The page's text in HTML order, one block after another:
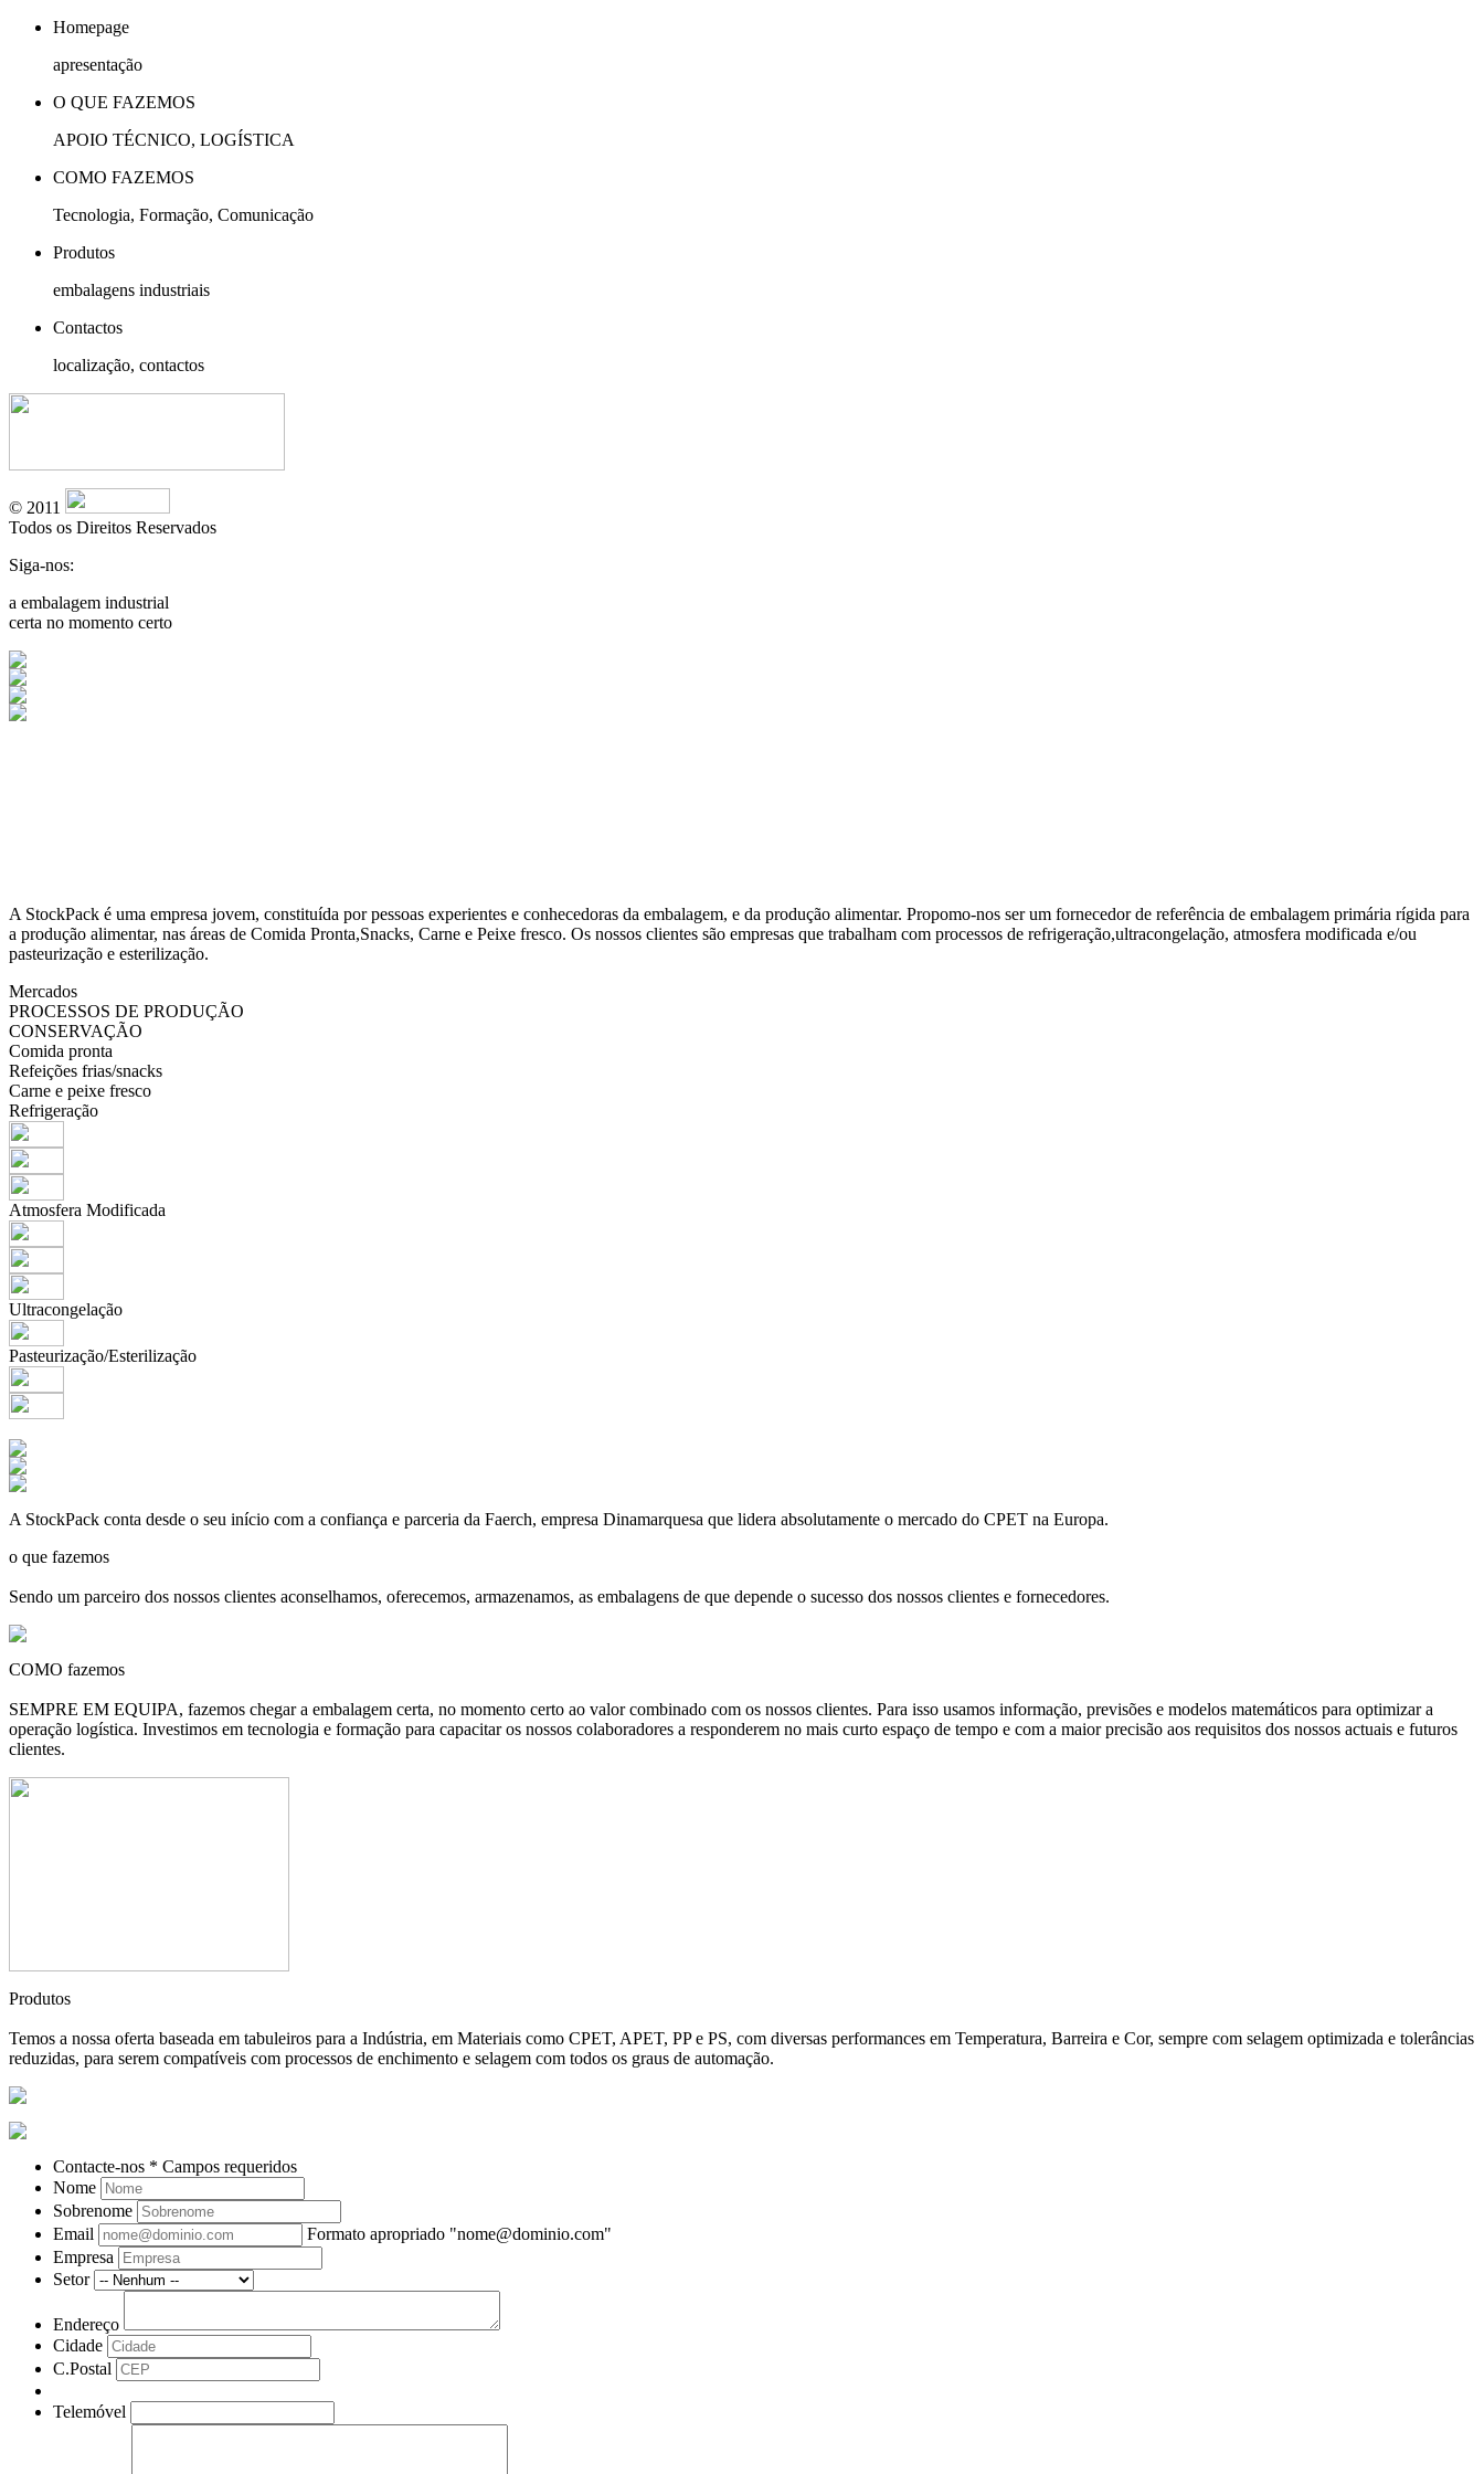
Homepage
apresentação
O QUE FAZEMOS
APOIO TÉCNICO, LOGÍSTICA
COMO FAZEMOS
Tecnologia, Formação, Comunicação
Produtos
embalagens industriais
Contactos
localização, contactos
© 2011
Todos os Direitos Reservados
Siga-nos:
a embalagem industrial
certa no momento certo
A StockPack é uma empresa jovem, constituída por pessoas experientes e conhecedoras da embalagem, e da produção alimentar. Propomo-nos ser um fornecedor de referência de embalagem primária rígida para
a produção alimentar, nas áreas de Comida Pronta,Snacks, Carne e Peixe fresco. Os nossos clientes são empresas que trabalham com processos de refrigeração,ultracongelação, atmosfera modificada e/ou
pasteurização e esterilização.
Mercados
PROCESSOS DE PRODUÇÃO
CONSERVAÇÃO
Comida pronta
Refeições frias/snacks
Carne e peixe fresco
Refrigeração
Atmosfera Modificada
Ultracongelação
Pasteurização/Esterilização
A StockPack conta desde o seu início com a confiança e parceria da Faerch, empresa Dinamarquesa que lidera absolutamente o mercado do CPET na Europa.
o que fazemos
Sendo um parceiro dos nossos clientes aconselhamos, oferecemos, armazenamos, as embalagens de que depende o sucesso dos nossos clientes e fornecedores.
COMO fazemos
SEMPRE EM EQUIPA, fazemos chegar a embalagem certa, no momento certo ao valor combinado com os nossos clientes. Para isso usamos informação, previsões e modelos matemáticos para optimizar a
operação logística. Investimos em tecnologia e formação para capacitar os nossos colaboradores a responderem no mais curto espaço de tempo e com a maior precisão aos requisitos dos nossos actuais e futuros
clientes.
Produtos
Temos a nossa oferta baseada em tabuleiros para a Indústria, em Materiais como CPET, APET, PP e PS, com diversas performances em Temperatura, Barreira e Cor, sempre com selagem optimizada e tolerâncias
reduzidas, para serem compatíveis com processos de enchimento e selagem com todos os graus de automação.
Contacte-nos * Campos requeridos
Nome
Sobrenome
Email
Formato apropriado "nome@dominio.com"
Empresa
Setor
Endereço
Cidade
C.Postal
Telemóvel